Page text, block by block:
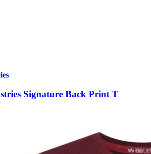
Signature Back Print T